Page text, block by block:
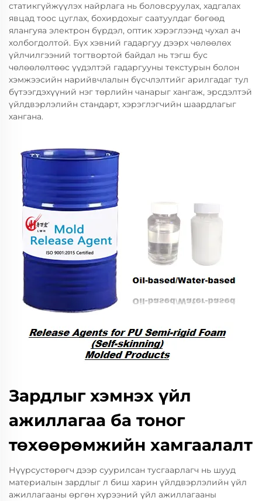
статикгүйжүүлэх найрлага нь боловсруулах, хадгалах
явцад тоос цуглах, бохирдохыг саатуулдаг бөгөөд
ялангуяа электрон бүрдэл, оптик хэрэглээнд чухал ач
холбогдолтой. Бүх хэвний гадаргуу дээрх чөлөөлөх
үйлчилгээний тогтвортой байдал нь тэгш бус
чөлөөлөлтөөс үүдэлтэй гадаргууны текстурын болон
хэмжээсийн нарийвчлалын бүсчлэлтийг арилгадаг тул
бүтээгдэхүүний нэг төрлийн чанарыг хангаж, эрсдэлтэй
үйлдвэрлэлийн стандарт, хэрэглэгчийн шаардлагыг
хангана.
Зардлыг хэмнэх үйл
ажиллагаа ба тоног
төхөөрөмжийн хамгаалалт
Нүүрсустөрөгч дээр суурилсан тусгаарлагч нь шууд
материалын зардлыг л биш харин үйлдвэрлэлийн үйл
ажиллагааны өргөн хүрээний үйл ажиллагааны